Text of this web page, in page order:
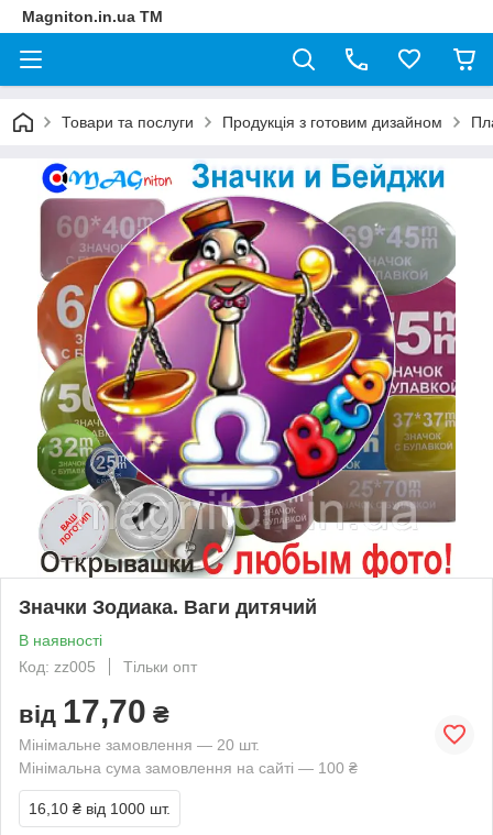
Magniton.in.ua ТМ
Товари та послуги Продукція з готовим дизайном
Значки Зодиака. Ваги дитячий
В наявності
Код: zz005
Тільки опт
від 17,70 ₴
Мінімальне замовлення — 20 шт.
Мінімальна сума замовлення на сайті — 100 ₴
16,10 ₴ від 1000 шт.